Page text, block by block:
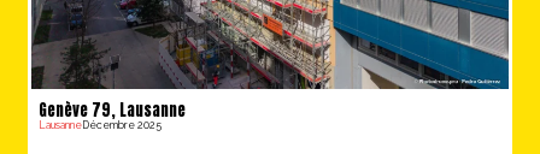
Genève 79, Lausanne
LausanneDécembre 2025